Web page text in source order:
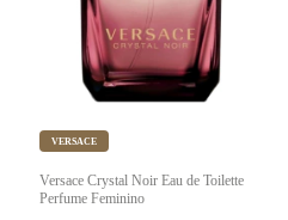
VERSACE
Versace Crystal Noir Eau de Toilette
Perfume Feminino